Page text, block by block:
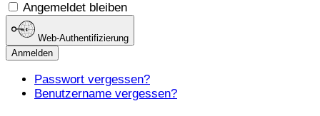
Angemeldet bleiben
Web-Authentifizierung
Anmelden
Passwort vergessen?
Benutzername vergessen?